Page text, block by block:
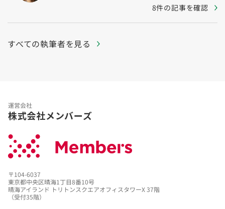
8件の記事を確認
すべての執筆者を見る
運営会社
株式会社メンバーズ
〒104-6037
東京都中央区晴海1丁目8番10号
晴海アイランド トリトンスクエアオフィスタワーX 37階
（受付35階）